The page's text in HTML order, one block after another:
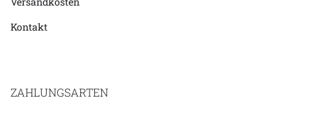
Kontakt
ZAHLUNGSARTEN